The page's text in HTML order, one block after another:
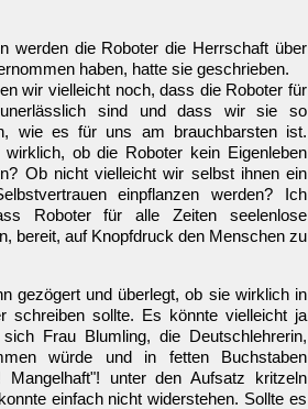
werden die Roboter die Herrschaft über
haben, hatte sie geschrieben.
wir vielleicht noch, dass die Roboter für
sind und dass wir sie so
wie es für uns am brauchbarsten ist.
ob die Roboter kein Eigenleben
Ob nicht vielleicht wir selbst ihnen ein
einpflanzen werden? Ich
Roboter für alle Zeiten seelenlose
bereit, auf Knopfdruck den Menschen zu
gezögert und überlegt, ob sie wirklich in
schreiben sollte. Es könnte vielleicht ja
Frau Blumling, die Deutschlehrerin,
würde und in fetten Buchstaben
Mangelhaft"! unter den Aufsatz kritzeln
einfach nicht widerstehen. Sollte es